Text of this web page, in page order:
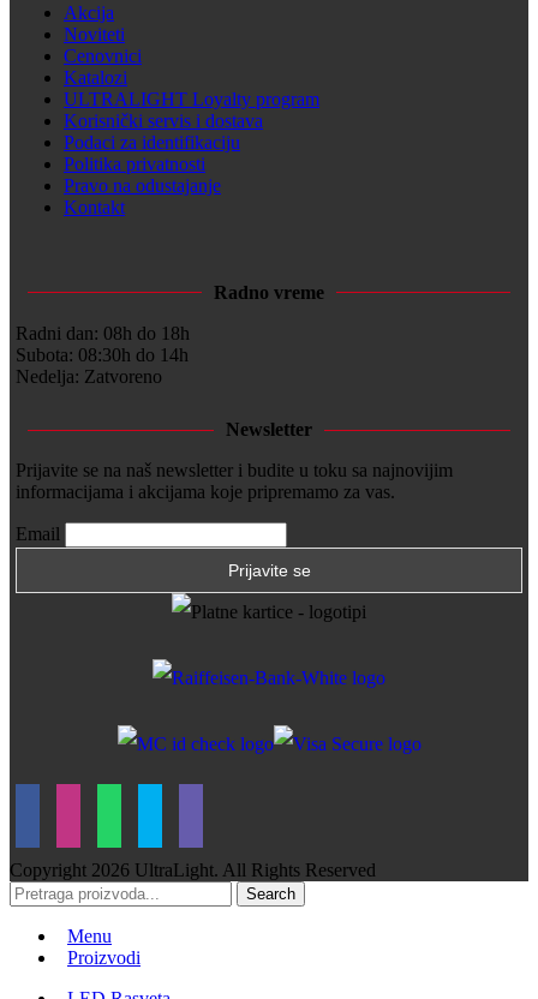
Akcija
Noviteti
Cenovnici
Katalozi
ULTRALIGHT Loyalty program
Korisnički servis i dostava
Podaci za identifikaciju
Politika privatnosti
Pravo na odustajanje
Kontakt
Radno vreme
Radni dan: 08h do 18h
Subota: 08:30h do 14h
Nedelja: Zatvoreno
Newsletter
Prijavite se na naš newsletter i budite u toku sa najnovijim
informacijama i akcijama koje pripremamo za vas.
Email
Copyright 2026 UltraLight. All Rights Reserved
Search
Menu
Proizvodi